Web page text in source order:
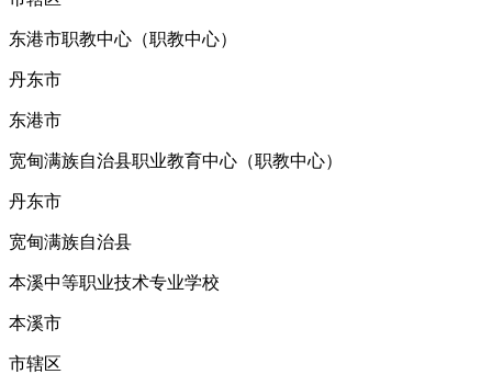
东港市职教中心（职教中心）
丹东市
东港市
宽甸满族自治县职业教育中心（职教中心）
丹东市
宽甸满族自治县
本溪中等职业技术专业学校
本溪市
市辖区